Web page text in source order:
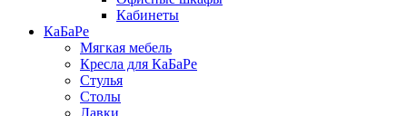
Кабинеты
КаБаРе
Мягкая мебель
Кресла для КаБаРе
Стулья
Столы
Лавки